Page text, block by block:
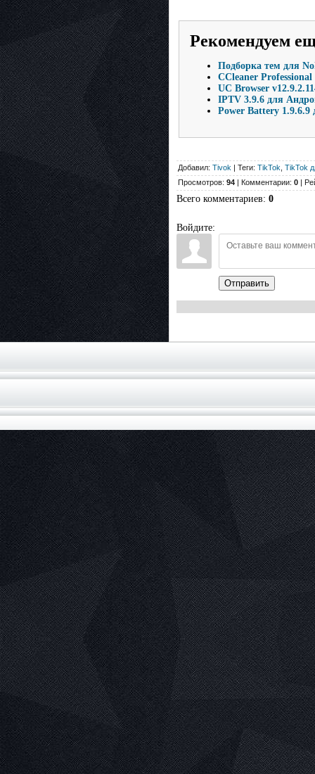
Рекомендуем
Подборка тем для
CCleaner
UC Browser
IPTV 3.9.6 для
Power Battery 1.9.6.9
Добавил: Tivok | Теги: TikTok TikTok
Просмотров: 94 | Комментарии: 0 |
Всего комментариев: 0
Войдите:
Отправить